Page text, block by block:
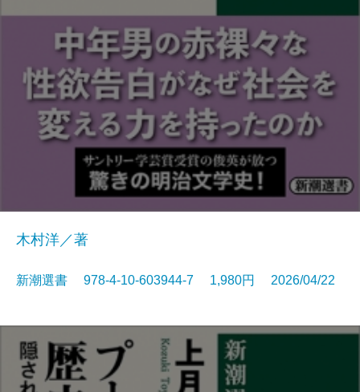
木村洋／著
新潮選書 978-4-10-603944-7 1,980円 2026/04/22